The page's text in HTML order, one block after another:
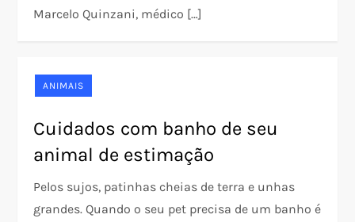
Marcelo Quinzani, médico […]
ANIMAIS
Cuidados com banho de seu
animal de estimação
Pelos sujos, patinhas cheias de terra e unhas
grandes. Quando o seu pet precisa de um banho é